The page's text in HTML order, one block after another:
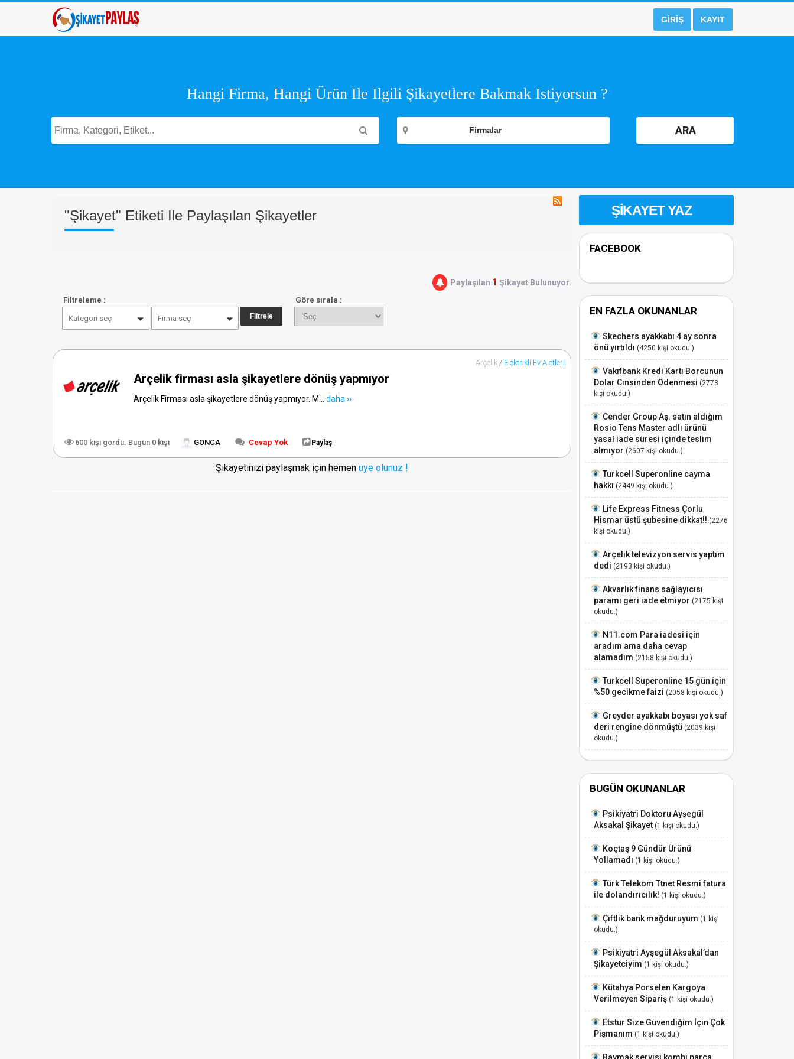
GIRIŞ KAYIT
Hangi Firma, Hangi Ürün Ile Ilgili Şikayetlere Bakmak Istiyorsun ?
Firmalar ARA
"Şikayet" Etiketi Ile Paylaşılan Şikayetler
Paylaşılan 1 Şikayet Bulunuyor.
Filtreleme :
Kategori seç Firma seç
Göre sırala :
Arçelik / Elektrikli Ev Aletleri
Arçelik firması asla şikayetlere dönüş yapmıyor
Arçelik Firması asla şikayetlere dönüş yapmıyor. M...daha ››
600 kişi gördü. Bugün 0 kişi GONCA Cevap Yok Paylaş
Şikayetinizi paylaşmak için hemenüye olunuz !
ŞIKAYET YAZ
FACEBOOK
EN FAZLA OKUNANLAR
Skechers ayakkabı 4 ay sonra
önü yırtıldı (4250 kişi okudu.)
Vakıfbank Kredi Kartı Borcunun
Dolar Cinsinden Ödenmesi (2773
kişi okudu.)
Cender Group Aş. satın aldığım
Rosio Tens Master adlı ürünü
yasal iade süresi içinde teslim
almıyor (2607 kişi okudu.)
Turkcell Superonline cayma
hakkı (2449 kişi okudu.)
Life Express Fitness Çorlu
Hismar üstü şubesine dikkat!! (2276
kişi okudu.)
Arçelik televizyon servis yaptım
dedi (2193 kişi okudu.)
Akvarlık finans sağlayıcısı
paramı geri iade etmiyor (2175 kişi
okudu.)
N11.com Para iadesi için
aradım ama daha cevap
alamadım (2158 kişi okudu.)
Turkcell Superonline 15 gün için
%50 gecikme faizi (2058 kişi okudu.)
Greyder ayakkabı boyası yok saf
deri rengine dönmüştü (2039 kişi
okudu.)
BUGÜN OKUNANLAR
Psikiyatri Doktoru Ayşegül
Aksakal Şikayet(1 kişi okudu.)
Koçtaş 9 Gündür Ürünü
Yollamadı (1 kişi okudu.)
Türk Telekom Ttnet Resmi fatura
ile dolandırıcılık! (1 kişi okudu.)
Çiftlik bank mağduruyum (1 kişi
okudu.)
Psikiyatri Ayşegül Aksakal’dan
Şikayetciyim (1 kişi okudu.)
Kütahya Porselen Kargoya
Verilmeyen Sipariş(1 kişi okudu.)
Etstur Size Güvendiğim İçin Çok
Pişmanım (1 kişi okudu.)